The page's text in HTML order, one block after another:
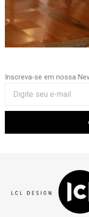
Inscreva-se em nossa